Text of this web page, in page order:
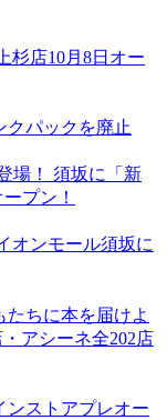
杉店10月8日オー
クパックを廃止
場！ 須坂に「新
プン！
オンモール須坂に
たちに本を届けよ
アシーネ全202店
ストアプレオー